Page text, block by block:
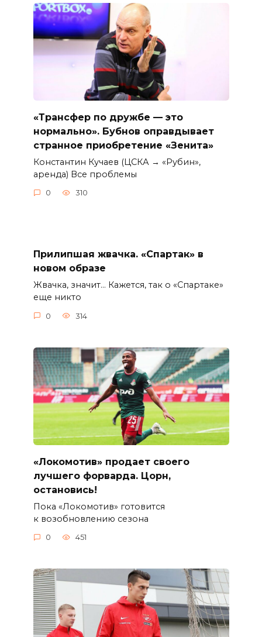
«Трансфер по дружбе — это
нормально». Бубнов оправдывает
странное приобретение «Зенита»
Константин Кучаев (ЦСКА → «Рубин»,
аренда) Все проблемы
0 310
Прилипшая жвачка. «Спартак» в
новом образе
Жвачка, значит… Кажется, так о «Спартаке»
еще никто
0 314
«Локомотив» продает своего
лучшего форварда. Цорн,
остановись!
Пока «Локомотив» готовится
к возобновлению сезона
0 451